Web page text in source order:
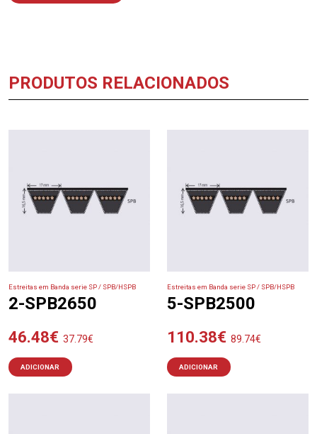
PRODUTOS RELACIONADOS
Estreitas em Banda serie SP / SPB/HSPB
2-SPB2650
46.48€ 37.79€
ADICIONAR
Estreitas em Banda serie SP / SPB/HSPB
5-SPB2500
110.38€ 89.74€
ADICIONAR